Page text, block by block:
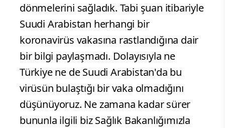
dönmelerini sağladık. Tabi şuan itibariyle
Suudi Arabistan herhangi bir
koronavirüs vakasına rastlandığına dair
bir bilgi paylaşmadı. Dolayısıyla ne
Türkiye ne de Suudi Arabistan'da bu
virüsün bulaştığı bir vaka olmadığını
düşünüyoruz. Ne zamana kadar sürer
bununla ilgili biz Sağlık Bakanlığımızla